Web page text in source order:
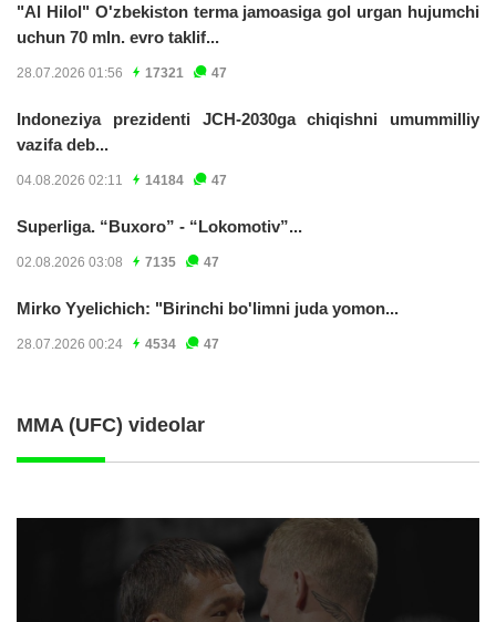
"Al Hilol" O'zbekiston terma jamoasiga gol urgan hujumchi
uchun 70 mln. evro taklif...
28.07.2026 01:56 17321 47
Indoneziya prezidenti JCH-2030ga chiqishni umummilliy
vazifa deb...
04.08.2026 02:11 14184 47
Superliga. “Buxoro” - “Lokomotiv”...
02.08.2026 03:08 7135 47
Mirko Yyelichich: "Birinchi bo'limni juda yomon...
28.07.2026 00:24 4534 47
MMA (UFC) videolar